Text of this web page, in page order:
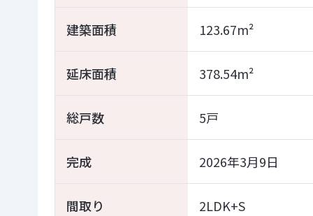
建築面積 123.67m²
延床面積 378.54m²
総戸数 5戸
完成 2026年3月9日
間取り 2LDK+S